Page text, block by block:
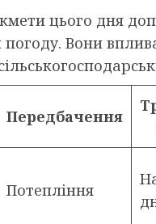
цього дня
погоду. Вони
Передбачення
Потепління